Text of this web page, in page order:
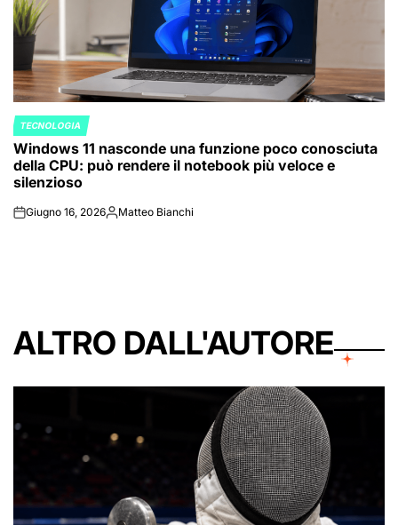
POSTED
IN
TECNOLOGIA
Windows 11 nasconde una funzione poco conosciuta
della CPU: può rendere il notebook più veloce e
silenzioso
onGiugno 16, 2026Posted
Matteo Bianchi
ALTRO DALL'AUTORE